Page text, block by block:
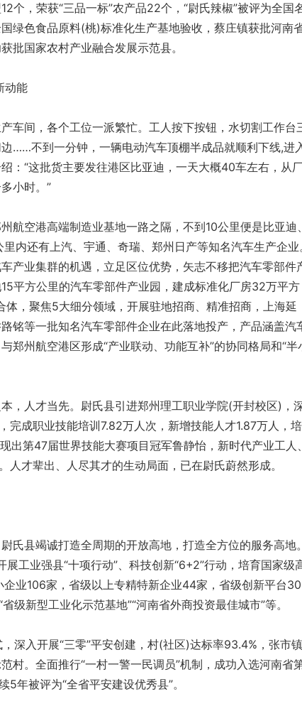
个，荣获“三品一标”农产品22个，“尉氏辣椒”被评为全国
绿色食品原料(桃)标准化生产基地验收，蔡庄镇获批河南
批国家农村产业融合发展示范县。
动能
间，各个工位一派繁忙。工人按下按钮，水切割工作台
……不到一分钟，一辆电动汽车顶棚半成品就顺利下线,进
：“这批货主要发往港区比亚迪，一天大概40车左右，从
小时。”
空港高端制造业基地一路之隔，不到10公里便是比亚迪、
内还有上汽、宇通、奇瑞、郑州日产等知名汽车生产企业
产业集群的机遇，立足区位优势，矢志不移把汽车零部件
平方公里的汽车零部件产业园，建成标准化厂房32万平方
体，聚焦5大细分领域，开展驻地招商、精准招商，上海延
铭等一批知名汽车零部件企业在此落地投产，产品涵盖汽
郑州航空港区形成“产业联动、功能互补”的协同格局和“半
人才当先。尉氏县引进郑州理工职业学院(开封校区)，
完成职业技能培训7.82万人次，新增技能人才1.87万人，
出第47届世界技能大赛项目冠军鲁静怡，新时代产业工人、
人才辈出、人尽其才的生动局面，已在尉氏蔚然形成。
县竭诚打造全周期的开放高地，打造全方位的服务高地。
工业强县“十项行动”、科技创新“6+2”行动，培育国家级
业106家，省级以上专精特新企业44家，省级创新平台30
级新型工业化示范基地”“河南省外商投资最佳城市”等。
入开展“三零”平安创建，村(社区)达标率93.4%，张市镇
村。全面推行“一村一警一民调员”机制，成功入选河南省
5年被评为“全省平安建设优秀县”。